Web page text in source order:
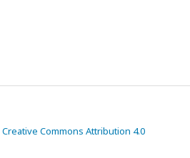
Creative Commons Attribution 4.0